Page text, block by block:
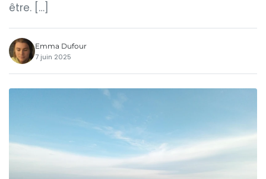
être. […]
Emma Dufour
7 juin 2025